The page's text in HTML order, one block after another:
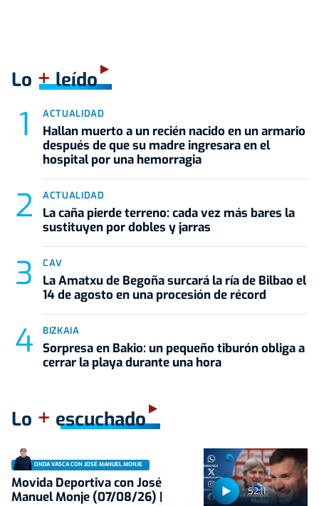
Lo +leído
ACTUALIDAD
Hallan muerto a un recién nacido en un armario
después de que su madre ingresara en el
hospital por una hemorragia
ACTUALIDAD
La caña pierde terreno: cada vez más bares la
sustituyen por dobles y jarras
CAV
La Amatxu de Begoña surcará la ría de Bilbao el
14 de agosto en una procesión de récord
BIZKAIA
Sorpresa en Bakio: un pequeño tiburón obliga a
cerrar la playa durante una hora
Lo + escuchado
52:11
ONDA VASCA CON JOSÉ MANUEL MONJE
Movida Deportiva con José
Manuel Monje (07/08/26) |